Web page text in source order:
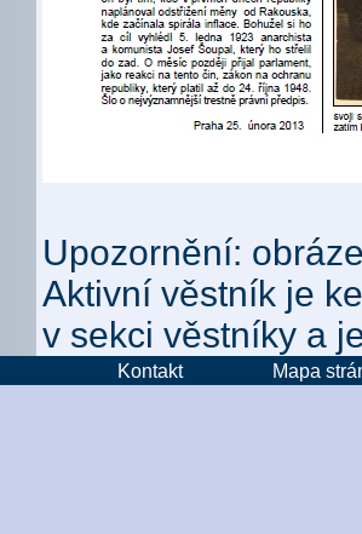
Upozornění:
Aktivní věstník je
v sekci věstníky a
Kontakt Mapa